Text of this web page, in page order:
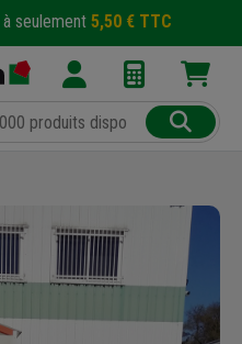
à seulement 5,50 € TTC